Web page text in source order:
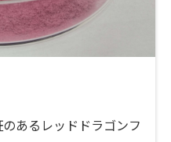
あるレッドドラゴンフ